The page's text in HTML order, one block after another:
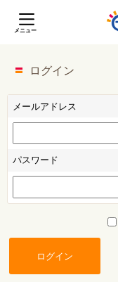
メニュー
ログイン
メールアドレス
パスワード
ログイン